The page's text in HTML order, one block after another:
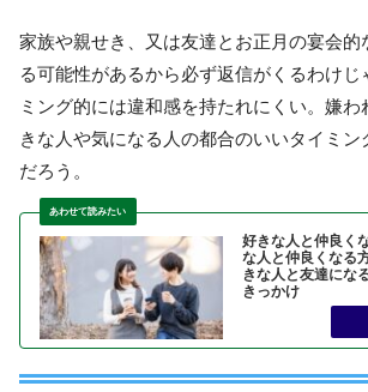
家族や親せき、又は友達とお正月の宴会的
る可能性があるから必ず返信がくるわけじ
ミング的には違和感を持たれにくい。嫌
きな人や気になる人の都合のいいタイミン
だろう。
好きな人と仲良く
な人と仲良くなる
きな人と友達にな
きっかけ